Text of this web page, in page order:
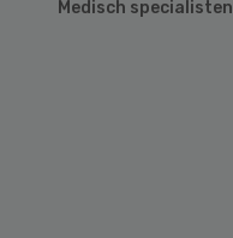
Medisch specialisten